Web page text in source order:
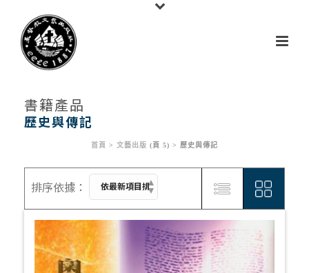
書籍產品
首頁 > 文藝出版 (頁 5) > 歷史與傳記
歷史與傳記